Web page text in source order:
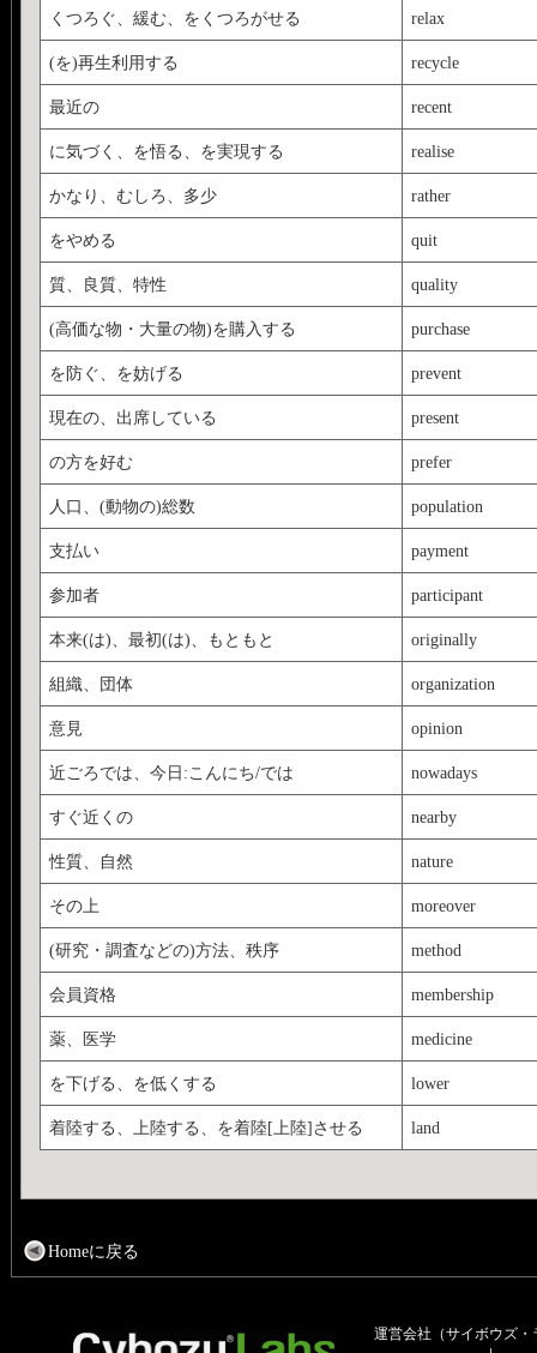
くつろぐ、緩む、をくつろがせる relax
(を)再生利用する recycle
最近の recent
に気づく、を悟る、を実現する realise
かなり、むしろ、多少 rather
をやめる quit
質、良質、特性 quality
(高価な物・大量の物)を購入する purchase
を防ぐ、を妨げる prevent
現在の、出席している present
の方を好む prefer
人口、(動物の)総数 population
支払い payment
参加者 participant
本来(は)、最初(は)、もともと originally
組織、団体 organization
意見 opinion
近ごろでは、今日:こんにち/では nowadays
すぐ近くの nearby
性質、自然 nature
その上 moreover
(研究・調査などの)方法、秩序 method
会員資格 membership
薬、医学 medicine
を下げる、を低くする lower
着陸する、上陸する、を着陸[上陸]させる land
Homeに戻る
運営会社（サイボウズ・